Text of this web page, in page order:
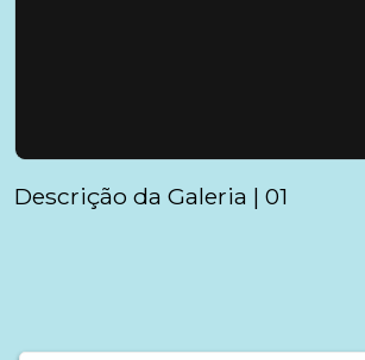
Descrição da Galeria | 01